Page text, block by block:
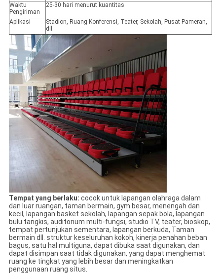
Waktu
Pengiriman
25-30 hari menurut kuantitas
Aplikasi
Stadion, Ruang Konferensi, Teater, Sekolah, Pusat Pameran,
dll.
Tempat yang berlaku: cocok untuk lapangan olahraga dalam
dan luar ruangan, taman bermain, gym besar, menengah dan
kecil, lapangan basket sekolah, lapangan sepak bola, lapangan
bulu tangkis, auditorium multi-fungsi, studio TV, teater, bioskop,
tempat pertunjukan sementara, lapangan berkuda, Taman
bermain dll. struktur keseluruhan kokoh, kinerja penahan beban
bagus, satu hal multiguna, dapat dibuka saat digunakan, dan
dapat disimpan saat tidak digunakan, yang dapat menghemat
ruang ke tingkat yang lebih besar dan meningkatkan
penggunaan ruang situs.